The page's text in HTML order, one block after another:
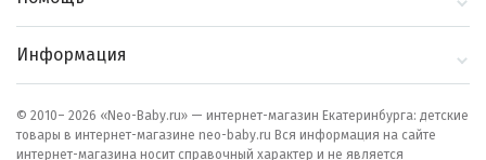
Блог
Как сделать заказ
Информация
© 2010– 2026 «Neo-Baby.ru» — интернет-магазин Екатеринбурга: детские
товары в интернет-магазине neo-baby.ru Вся информация на сайте
интернет-магазина носит справочный характер и не является